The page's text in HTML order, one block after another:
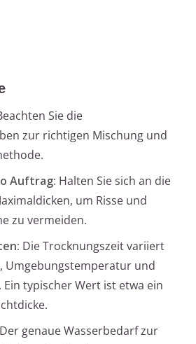
Sie die
zur richtigen Mischung und
Auftrag: Halten Sie sich an die
um Risse und
zu vermeiden.
Die Trocknungszeit variiert
Umgebungstemperatur und
typischer Wert ist etwa ein
Der genaue Wasserbedarf zur